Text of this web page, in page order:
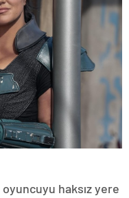
oyuncuyu haksız yere